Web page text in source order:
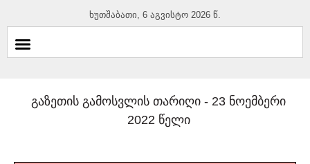
ხუთშაბათი, 6 აგვისტო 2026 წ.
გაზეთის გამოსვლის თარიღი - 23 ნოემბერი
2022 წელი